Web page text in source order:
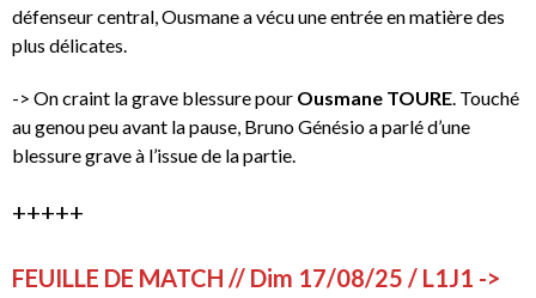
défenseur central, Ousmane a vécu une entrée en matière des
plus délicates.
-> On craint la grave blessure pour Ousmane TOURE. Touché
au genou peu avant la pause, Bruno Génésio a parlé d’une
blessure grave à l’issue de la partie.
+++++
FEUILLE DE MATCH // Dim 17/08/25 / L1J1 ->